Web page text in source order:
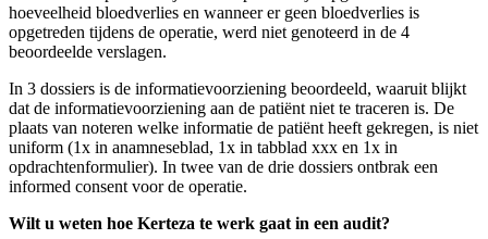
hoeveelheid bloedverlies en wanneer er geen bloedverlies is
opgetreden tijdens de operatie, werd niet genoteerd in de 4
beoordeelde verslagen.
In 3 dossiers is de informatievoorziening beoordeeld, waaruit blijkt
dat de informatievoorziening aan de patiënt niet te traceren is. De
plaats van noteren welke informatie de patiënt heeft gekregen, is niet
uniform (1x in anamneseblad, 1x in tabblad xxx en 1x in
opdrachtenformulier). In twee van de drie dossiers ontbrak een
informed consent voor de operatie.
Wilt u weten hoe Kerteza te werk gaat in een audit?